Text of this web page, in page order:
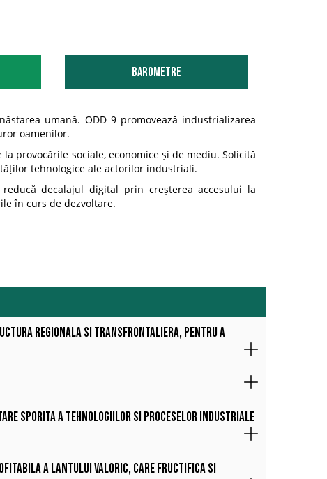
Barometre
umană. ODD 9 promovează industrializarea
oamenilor.
provocările sociale, economice și de mediu. Solicită
tehnologice ale actorilor industriali.
decalajul digital prin creșterea accesului la
în curs de dezvoltare.
regionala si transfrontaliera, pentru a
sporita a tehnologiilor si proceselor industriale
a lantului valoric, care fructifica si